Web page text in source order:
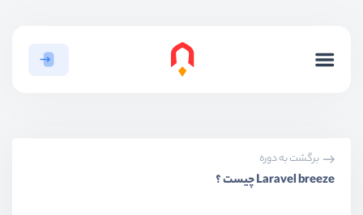
برگشت به دوره
Laravel breeze چیست ؟